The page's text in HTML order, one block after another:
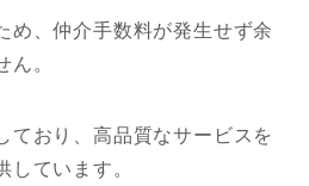
め、仲介手数料が発生せず余
ん。
ており、高品質なサービスを
しています。